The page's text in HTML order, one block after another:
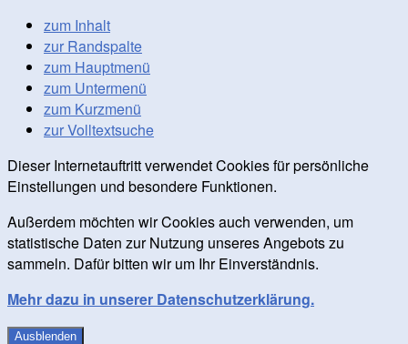
zum Inhalt
zur Randspalte
zum Hauptmenü
zum Untermenü
zum Kurzmenü
zur Volltextsuche
Dieser Internetauftritt verwendet Cookies für persönliche
Einstellungen und besondere Funktionen.
Außerdem möchten wir Cookies auch verwenden, um
statistische Daten zur Nutzung unseres Angebots zu
sammeln. Dafür bitten wir um Ihr Einverständnis.
Mehr dazu in unserer Datenschutzerklärung.
Ausblenden